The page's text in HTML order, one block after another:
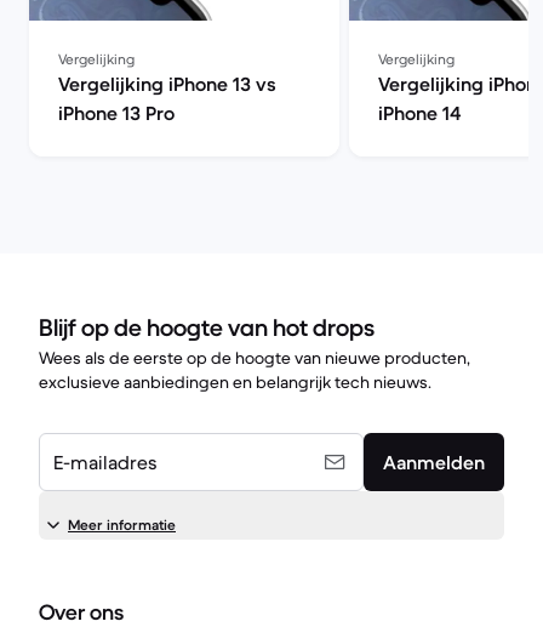
Vergelijking
Vergelijking iPhone 13 vs
iPhone 13 Pro
Vergelijking
Vergelijking
iPhone 14
Blijf op de hoogte van hot drops
Wees als de eerste op de hoogte van nieuwe producten,
exclusieve aanbiedingen en belangrijk tech nieuws.
E-mailadres Aanmelden
Meer informatie
Over ons